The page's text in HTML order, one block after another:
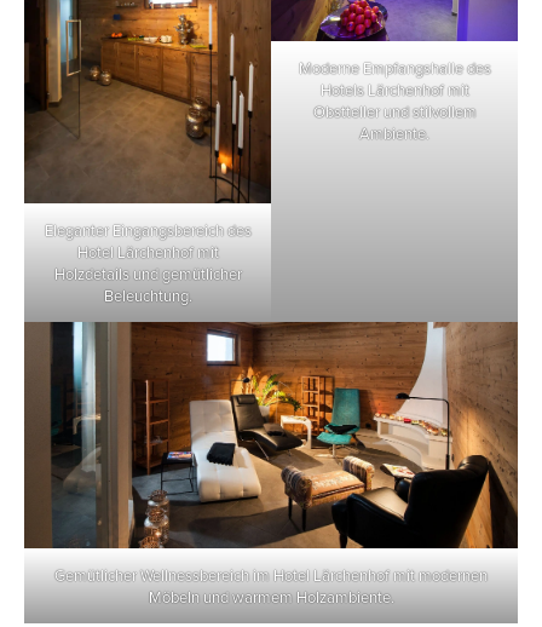
Eleganter Eingangsbereich des
Hotel Lärchenhof mit
Holzdetails und gemütlicher
Beleuchtung.
Moderne Empfangshalle des
Hotels Lärchenhof mit
Obstteller und stilvollem
Ambiente.
Gemütlicher Wellnessbereich im Hotel Lärchenhof mit modernen
Möbeln und warmem Holzambiente.